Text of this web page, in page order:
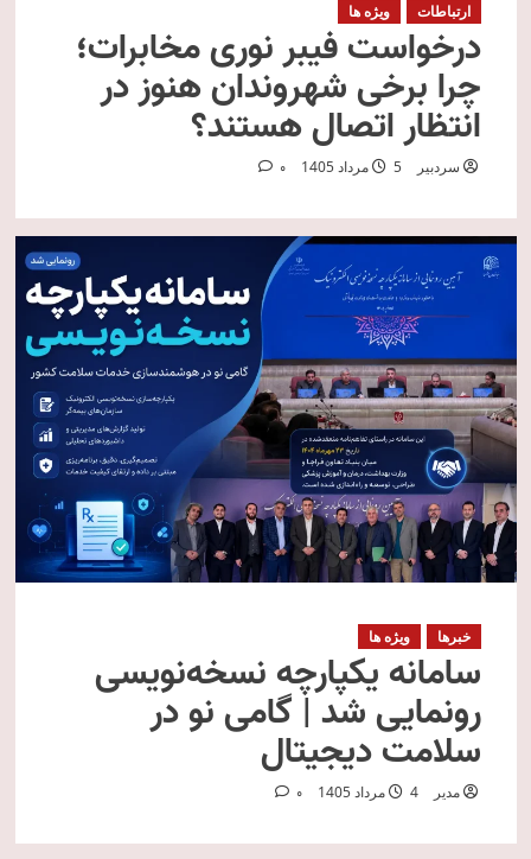
ارتباطات ویژه ها
درخواست فیبر نوری مخابرات؛
چرا برخی شهروندان هنوز در
انتظار اتصال هستند؟
سردبیر 5 مرداد 1405 0
خبرها ویژه ها
سامانه یکپارچه نسخه‌نویسی
رونمایی شد | گامی نو در
سلامت دیجیتال
مدیر 4 مرداد 1405 0